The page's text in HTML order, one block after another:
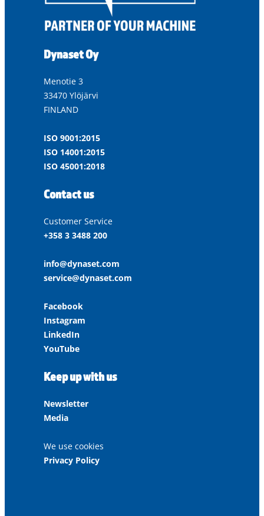
Dynaset Oy
Menotie 3
33470 Ylöjärvi
FINLAND
ISO 9001:2015
ISO 14001:2015
ISO 45001:2018
Contact us
Customer Service
+358 3 3488 200
info@dynaset.com
service@dynaset.com
Facebook
Instagram
LinkedIn
YouTube
Keep up with us
Newsletter
Media
We use cookies
Privacy Policy